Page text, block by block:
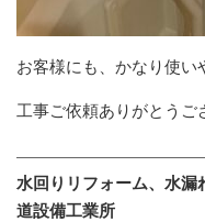
お客様にも、かなり使い
工事ご依頼ありがとうご
水回りリフォーム、水
道設備工業所